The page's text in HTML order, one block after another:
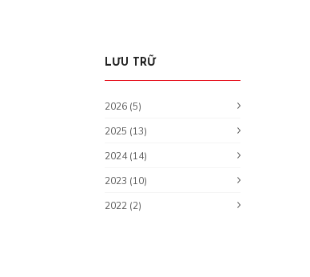
LƯU TRỮ
2026 (5)
2025 (13)
2024 (14)
2023 (10)
2022 (2)